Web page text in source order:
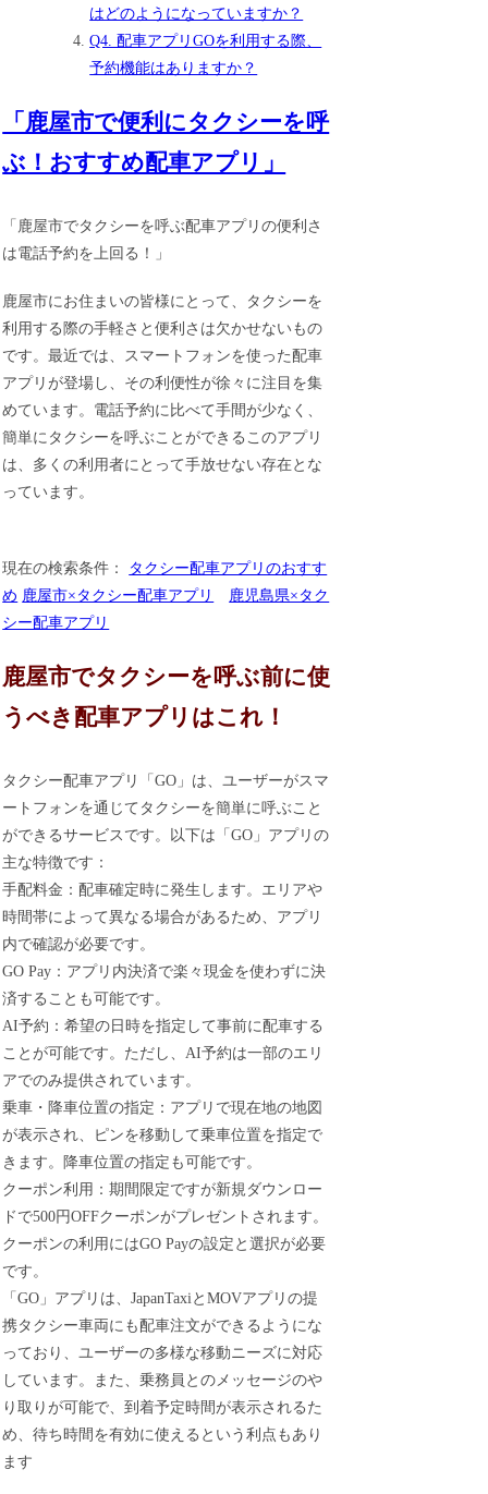
はどのようになっていますか？
Q4. 配車アプリGOを利用する際、
予約機能はありますか？
「鹿屋市で便利にタクシーを呼
ぶ！おすすめ配車アプリ」
「鹿屋市でタクシーを呼ぶ配車アプリの便利さ
は電話予約を上回る！」
鹿屋市にお住まいの皆様にとって、タクシーを
利用する際の手軽さと便利さは欠かせないもの
です。最近では、スマートフォンを使った配車
アプリが登場し、その利便性が徐々に注目を集
めています。電話予約に比べて手間が少なく、
簡単にタクシーを呼ぶことができるこのアプリ
は、多くの利用者にとって手放せない存在とな
っています。
現在の検索条件：
タクシー配車アプリのおすす
め 鹿屋市×タクシー配車アプリ
鹿児島県×タク
シー配車アプリ
鹿屋市でタクシーを呼ぶ前に使
うべき配車アプリはこれ！
タクシー配車アプリ「GO」は、ユーザーがスマ
ートフォンを通じてタクシーを簡単に呼ぶこと
ができるサービスです。以下は「GO」アプリの
主な特徴です：
手配料金：配車確定時に発生します。エリアや
時間帯によって異なる場合があるため、アプリ
内で確認が必要です。
GO Pay：アプリ内決済で楽々現金を使わずに決
済することも可能です。
AI予約：希望の日時を指定して事前に配車する
ことが可能です。ただし、AI予約は一部のエリ
アでのみ提供されています。
乗車・降車位置の指定：アプリで現在地の地図
が表示され、ピンを移動して乗車位置を指定で
きます。降車位置の指定も可能です。
クーポン利用：期間限定ですが新規ダウンロー
ドで500円OFFクーポンがプレゼントされます。
クーポンの利用にはGO Payの設定と選択が必要
です。
「GO」アプリは、JapanTaxiとMOVアプリの提
携タクシー車両にも配車注文ができるようにな
っており、ユーザーの多様な移動ニーズに対応
しています。また、乗務員とのメッセージのや
り取りが可能で、到着予定時間が表示されるた
め、待ち時間を有効に使えるという利点もあり
ます